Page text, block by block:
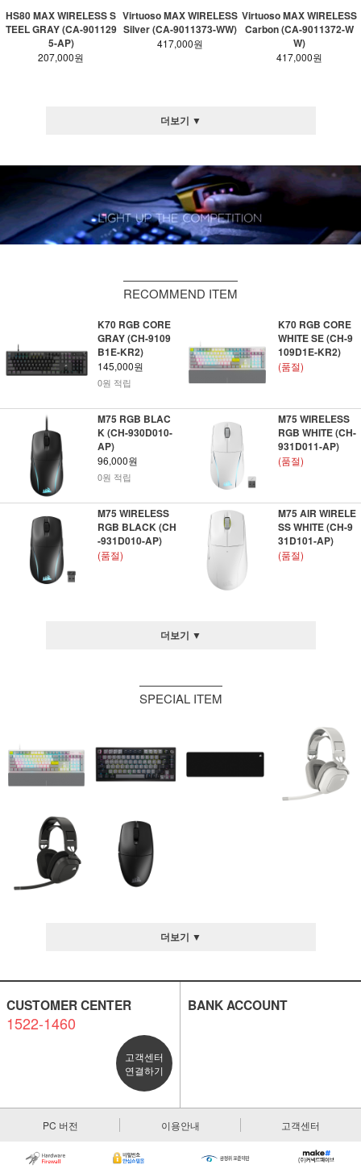
HS80 MAX WIRELESS S
TEEL GRAY (CA-901129
5-AP)
207,000원
Virtuoso MAX WIRELESS
Silver (CA-9011373-WW)
417,000원
Virtuoso MAX WIRELESS
Carbon (CA-9011372-W
W)
417,000원
더보기 ▼
RECOMMEND ITEM
K70 RGB CORE
GRAY (CH-9109
B1E-KR2)
145,000원
0원 적립
K70 RGB CORE
WHITE SE (CH-9
109D1E-KR2)
(품절)
M75 RGB BLAC
K (CH-930D010-
AP)
96,000원
0원 적립
M75 WIRELESS
RGB WHITE (CH-
931D011-AP)
(품절)
M75 WIRELESS
RGB BLACK (CH
-931D010-AP)
(품절)
M75 AIR WIRELE
SS WHITE (CH-9
31D101-AP)
(품절)
더보기 ▼
SPECIAL ITEM
더보기 ▼
CUSTOMER CENTER
1522-1460
고객센터
연결하기
BANK ACCOUNT
PC 버전 이용안내 고객센터